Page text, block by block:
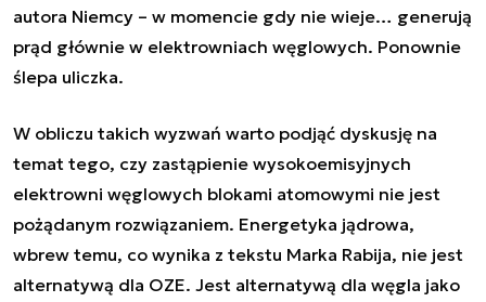
autora Niemcy – w momencie gdy nie wieje… generują
prąd głównie w elektrowniach węglowych. Ponownie
ślepa uliczka.
W obliczu takich wyzwań warto podjąć dyskusję na
temat tego, czy zastąpienie wysokoemisyjnych
elektrowni węglowych blokami atomowymi nie jest
pożądanym rozwiązaniem. Energetyka jądrowa,
wbrew temu, co wynika z tekstu Marka Rabija, nie jest
alternatywą dla OZE. Jest alternatywą dla węgla jako